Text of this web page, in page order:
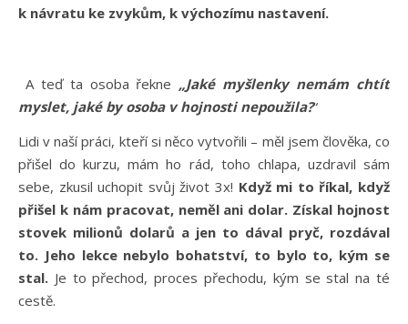
k návratu ke zvykům, k výchozímu nastavení.
A teď ta osoba řekne „Jaké myšlenky nemám chtít
myslet, jaké by osoba v hojnosti nepoužila?“
Lidi v naší práci, kteří si něco vytvořili – měl jsem člověka, co
přišel do kurzu, mám ho rád, toho chlapa, uzdravil sám
sebe, zkusil uchopit svůj život 3x! Když mi to říkal, když
přišel k nám pracovat, neměl ani dolar. Získal hojnost
stovek milionů dolarů a jen to dával pryč, rozdával
to. Jeho lekce nebylo bohatství, to bylo to, kým se
stal. Je to přechod, proces přechodu, kým se stal na té
cestě.